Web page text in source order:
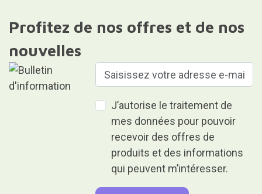
Profitez de nos offres et de nos
nouvelles
J’autorise le traitement de
mes données pour pouvoir
recevoir des offres de
produits et des informations
qui peuvent m’intéresser.